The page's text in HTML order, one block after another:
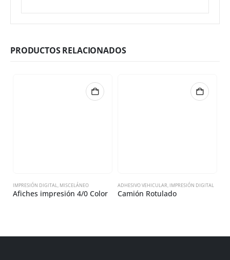
PRODUCTOS RELACIONADOS
IMPRESIÓN DIGITAL, MISCELÁNEO
Afiches impresión 4/0 Color
ADHESIVO VEHICULAR, IMPRESIÓN DIGITAL
Camión Rotulado